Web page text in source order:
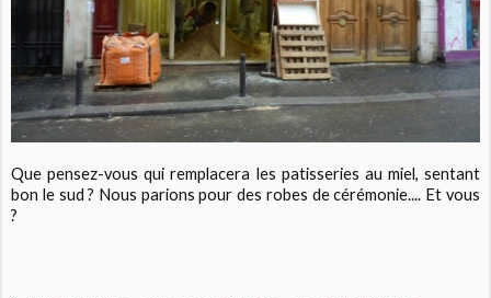
Que pensez-vous qui remplacera les patisseries au miel, sentant
bon le sud ? Nous parions pour des robes de cérémonie.... Et vous
?